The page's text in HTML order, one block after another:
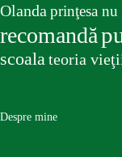
Olandaprinţesa nu
recomandă
scoalateoria
Despre mine